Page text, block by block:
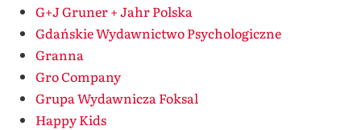
G+J Gruner + Jahr Polska
Gdańskie Wydawnictwo Psychologiczne
Granna
Gro Company
Grupa Wydawnicza Foksal
Happy Kids